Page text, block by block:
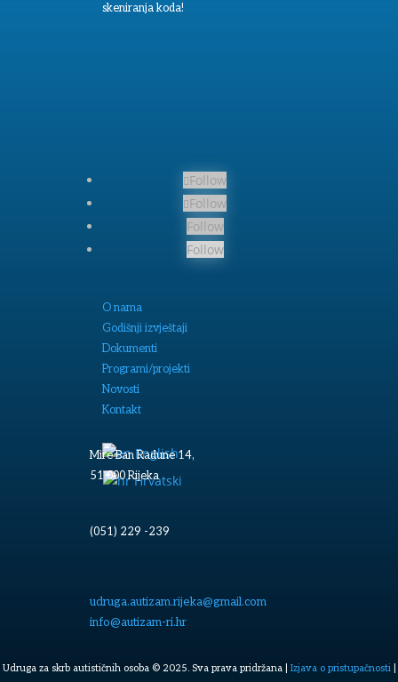
skeniranja koda!
Follow
Follow
Follow
Follow
O nama
Godišnji izvještaji
Dokumenti
Programi/projekti
Novosti
Kontakt
English
Hrvatski
Mire Ban Radune 14,
51 000 Rijeka
(051) 229 -239
udruga.autizam.rijeka@gmail.com
info@autizam-ri.hr
Udruga za skrb autističnih osoba © 2025. Sva prava pridržana | Izjava o pristupačnosti|